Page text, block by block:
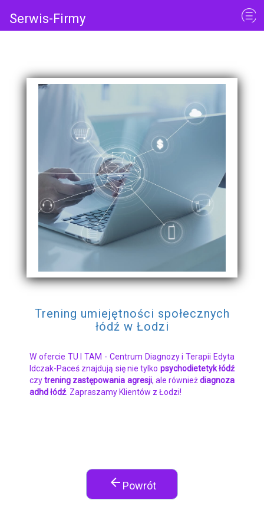
Serwis-Firmy
Trening umiejętności społecznych
łódź w Łodzi
W ofercie TU I TAM - Centrum Diagnozy i Terapii Edyta
Idczak-Paceś znajdują się nie tylko psychodietetyk łódź
czytrening zastępowania agresji, ale równieżdiagnoza
adhd łódź . Zapraszamy Klientów z Łodzi!
arrow_back Powrót